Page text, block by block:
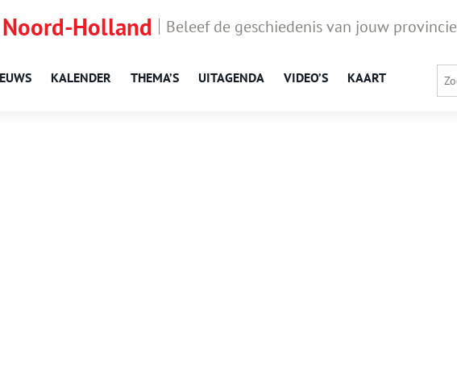
Holland Beleef de geschiedenis van jouw provincie
KALENDER THEMA’S UITAGENDA VIDEO’S KAART